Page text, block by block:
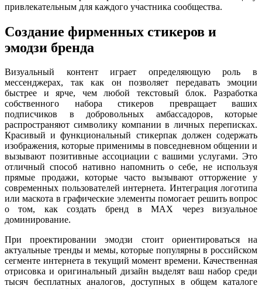
привлекательным для каждого участника сообщества.
Создание фирменных стикеров и
эмодзи бренда
Визуальный контент играет определяющую роль в
мессенджерах, так как он позволяет передавать эмоции
быстрее и ярче, чем любой текстовый блок. Разработка
собственного набора стикеров превращает ваших
подписчиков в добровольных амбассадоров, которые
распространяют символику компании в личных переписках.
Красивый и функциональный стикерпак должен содержать
изображения, которые применимы в повседневном общении и
вызывают позитивные ассоциации с вашими услугами. Это
отличный способ нативно напомнить о себе, не используя
прямые продажи, которые часто вызывают отторжение у
современных пользователей интернета. Интеграция логотипа
или маскота в графические элементы помогает решить вопрос
о том, как создать бренд в MAX через визуальное
доминирование.
При проектировании эмодзи стоит ориентироваться на
актуальные тренды и мемы, которые популярны в российском
сегменте интернета в текущий момент времени. Качественная
отрисовка и оригинальный дизайн выделят ваш набор среди
тысяч бесплатных аналогов, доступных в общем каталоге